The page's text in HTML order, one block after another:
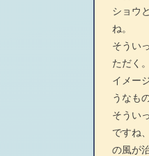
ショウ
ね。
そうい
ただく。
イメー
うなも
そうい
ですね
の風が